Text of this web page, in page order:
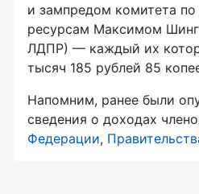
и зампредом комитета
ресурсам Максимом
ЛДПР) — каждый их
тысяч 185 рублей 85
Напомним, ранее были
сведения о доходах
Федерации,